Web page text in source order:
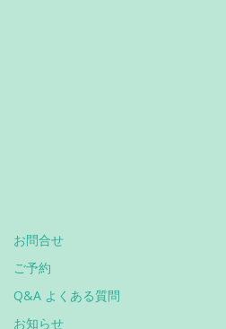
お問合せ
ご予約
Q&A よくある質問
お知らせ